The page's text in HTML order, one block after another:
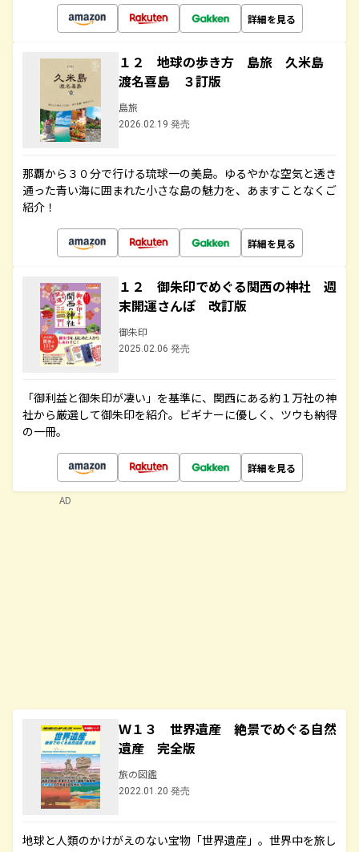
詳細を見る
１２ 地球の歩き方 島旅 久米島
渡名喜島 ３訂版
島旅
2026.02.19 発売
那覇から３０分で行ける琉球一の美島。ゆるやかな空気と透き
通った青い海に囲まれた小さな島の魅力を、あますことなくご
紹介！
詳細を見る
１２ 御朱印でめぐる関西の神社 週
末開運さんぽ 改訂版
御朱印
2025.02.06 発売
「御利益と御朱印が凄い」を基準に、関西にある約１万社の神
社から厳選して御朱印を紹介。ビギナーに優しく、ツウも納得
の一冊。
詳細を見る
Ｗ１３ 世界遺産 絶景でめぐる自然
遺産 完全版
旅の図鑑
2022.01.20 発売
地球と人類のかけがえのない宝物「世界遺産」。世界中を旅し
AD